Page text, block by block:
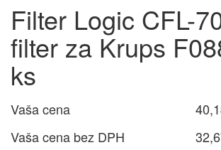
Filter Logic CFL-
filter za Krups
ks
Vaša cena
Vaša cena bez DPH